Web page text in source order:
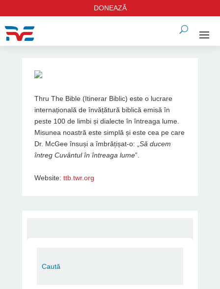
DONEAZĂ
Thru The Bible (Itinerar Biblic) este o lucrare
internațională de învățătură biblică emisă în
peste 100 de limbi și dialecte în întreaga lume.
Misunea noastră este simplă și este cea pe care
Dr. McGee însuși a îmbrățișat-o: „ Să ducem
întreg Cuvântul în întreaga lume”.
Website: ttb.twr.org